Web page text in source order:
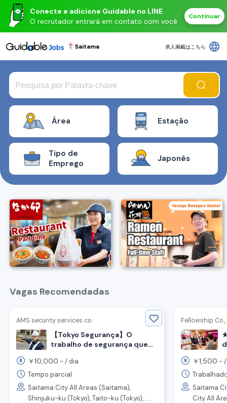
Conecte e adicione Guidable no LINE
O recrutador entrará em contato com você
Continuar
Saitama 求人掲載はこちら language
Área Estação
Tipo de
Emprego
Japonês
Vagas Recomendadas
AMS security services co.
【Tokyo Segurança】O
trabalho de segurança que
região.
￥10,000 ~ /dia
Tempo parcial
Saitama City All Areas (Saitama),
Shinjuku-ku (Tokyo), Taito-ku (Tokyo), ....
Fellowship Co.,
￥1,500 ~
Saitama
City All